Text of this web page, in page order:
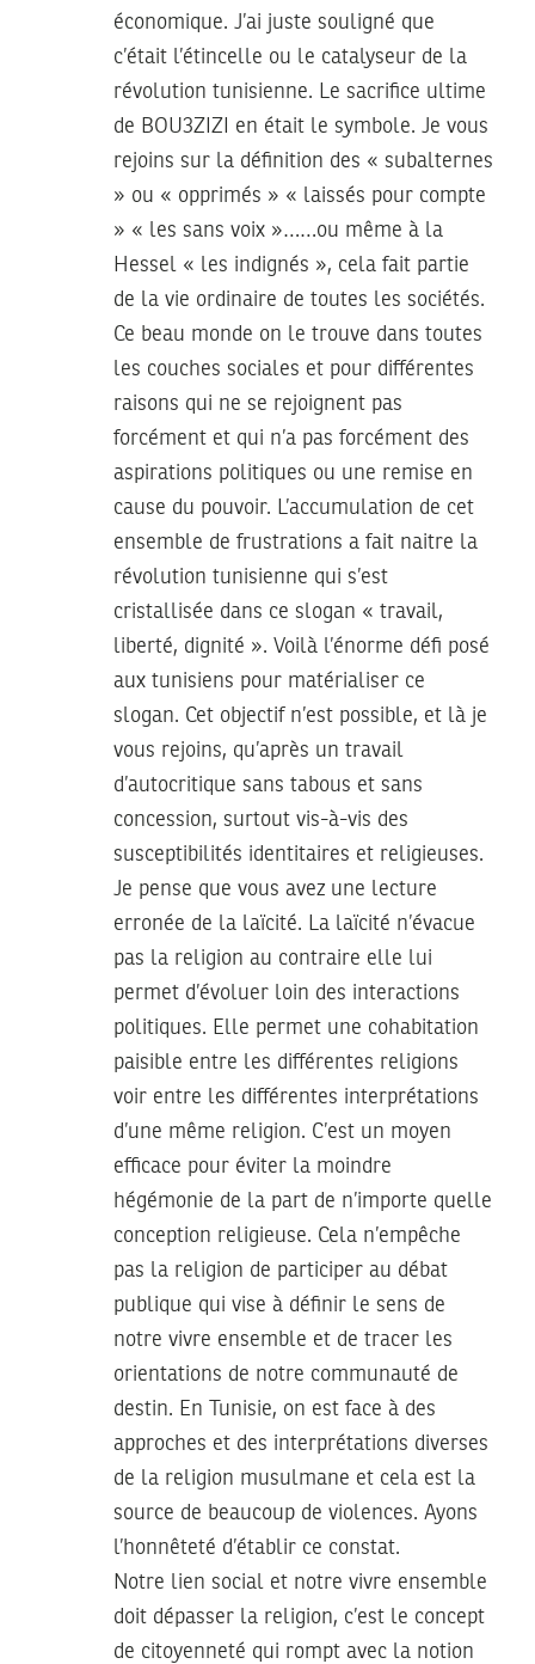
économique. J’ai juste souligné que
c’était l’étincelle ou le catalyseur de la
révolution tunisienne. Le sacrifice ultime
de BOU3ZIZI en était le symbole. Je vous
rejoins sur la définition des « subalternes
» ou « opprimés » « laissés pour compte
» « les sans voix »……ou même à la
Hessel « les indignés », cela fait partie
de la vie ordinaire de toutes les sociétés.
Ce beau monde on le trouve dans toutes
les couches sociales et pour différentes
raisons qui ne se rejoignent pas
forcément et qui n’a pas forcément des
aspirations politiques ou une remise en
cause du pouvoir. L’accumulation de cet
ensemble de frustrations a fait naitre la
révolution tunisienne qui s’est
cristallisée dans ce slogan « travail,
liberté, dignité ». Voilà l’énorme défi posé
aux tunisiens pour matérialiser ce
slogan. Cet objectif n’est possible, et là je
vous rejoins, qu’après un travail
d’autocritique sans tabous et sans
concession, surtout vis-à-vis des
susceptibilités identitaires et religieuses.
Je pense que vous avez une lecture
erronée de la laïcité. La laïcité n’évacue
pas la religion au contraire elle lui
permet d’évoluer loin des interactions
politiques. Elle permet une cohabitation
paisible entre les différentes religions
voir entre les différentes interprétations
d’une même religion. C’est un moyen
efficace pour éviter la moindre
hégémonie de la part de n’importe quelle
conception religieuse. Cela n’empêche
pas la religion de participer au débat
publique qui vise à définir le sens de
notre vivre ensemble et de tracer les
orientations de notre communauté de
destin. En Tunisie, on est face à des
approches et des interprétations diverses
de la religion musulmane et cela est la
source de beaucoup de violences. Ayons
l’honnêteté d’établir ce constat.
Notre lien social et notre vivre ensemble
doit dépasser la religion, c’est le concept
de citoyenneté qui rompt avec la notion